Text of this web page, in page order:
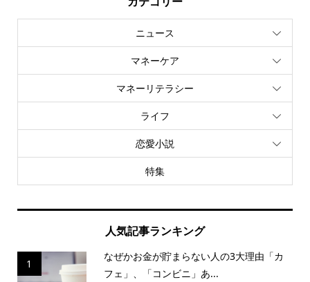
ニュース
マネーケア
マネーリテラシー
ライフ
恋愛小説
特集
人気記事ランキング
1
なぜかお金が貯まらない人の3大理由「カ
フェ」、「コンビニ」あ...